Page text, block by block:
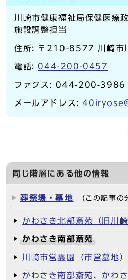
川崎市健康福祉局保健医療
施設調整担当
住所: 〒210-8577 川崎市
電話: 044-200-0457
ファクス: 044-200-3986
メールアドレス:
同じ階層にある他の情報
葬祭場・墓地 （この記事の
かわさき北部斎苑（旧川
かわさき南部斎苑
川崎市営霊園（市営墓地）
かわさき南部斎苑、かわ